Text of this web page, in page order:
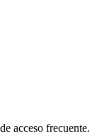
acceso frecuente.